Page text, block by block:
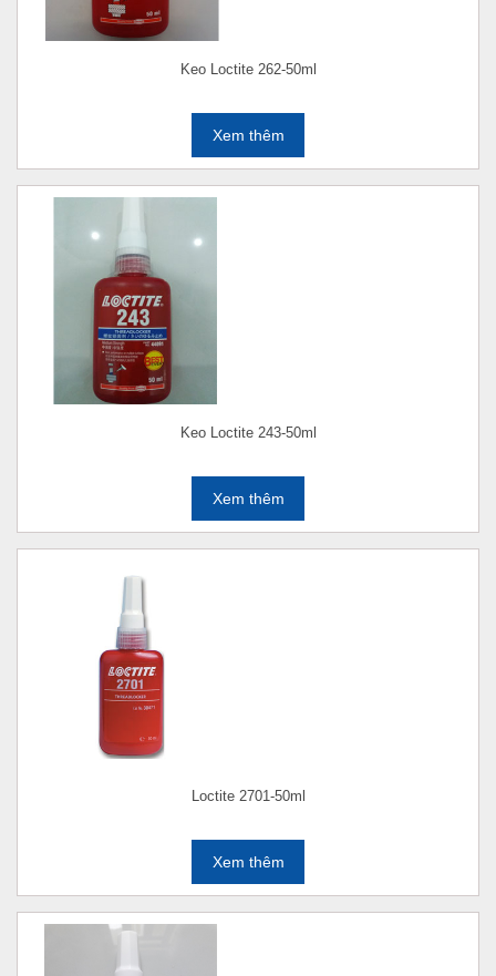
Keo Loctite 262-50ml
Xem thêm
Keo Loctite 243-50ml
Xem thêm
Loctite 2701-50ml
Xem thêm